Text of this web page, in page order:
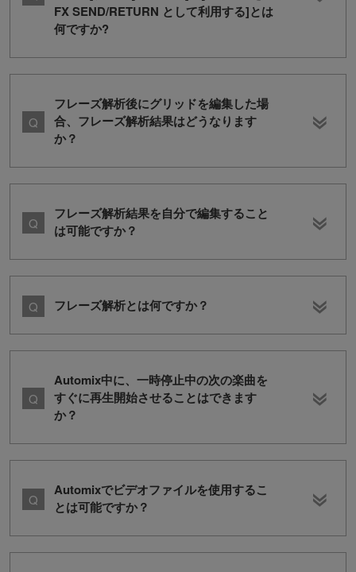
FX SEND/RETURN として利用する]とは
何ですか?
フレーズ解析後にグリッドを編集した場
合、フレーズ解析結果はどうなります
か？
フレーズ解析結果を自分で編集すること
は可能ですか？
フレーズ解析とは何ですか？
Automix中に、一時停止中の次の楽曲を
すぐに再生開始させることはできます
か？
Automixでビデオファイルを使用するこ
とは可能ですか？